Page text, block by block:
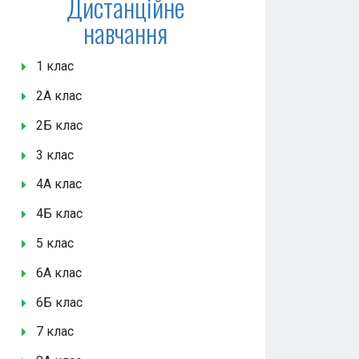
навчання
1 клас
2А клас
2Б клас
3 клас
4А клас
4Б клас
5 клас
6А клас
6Б клас
7 клас